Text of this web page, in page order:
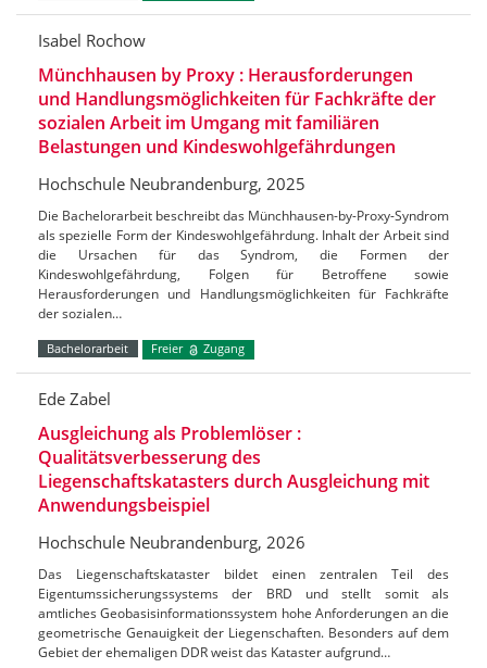
Isabel Rochow
Münchhausen by Proxy : Herausforderungen
und Handlungsmöglichkeiten für Fachkräfte der
sozialen Arbeit im Umgang mit familiären
Belastungen und Kindeswohlgefährdungen
Hochschule Neubrandenburg, 2025
Die Bachelorarbeit beschreibt das Münchhausen-by-Proxy-Syndrom
als spezielle Form der Kindeswohlgefährdung. Inhalt der Arbeit sind
die Ursachen für das Syndrom, die Formen der
Kindeswohlgefährdung, Folgen für Betroffene sowie
Herausforderungen und Handlungsmöglichkeiten für Fachkräfte
der sozialen…
Bachelorarbeit Freier Zugang
Ede Zabel
Ausgleichung als Problemlöser :
Qualitätsverbesserung des
Liegenschaftskatasters durch Ausgleichung mit
Anwendungsbeispiel
Hochschule Neubrandenburg, 2026
Das Liegenschaftskataster bildet einen zentralen Teil des
Eigentumssicherungssystems der BRD und stellt somit als
amtliches Geobasisinformationssystem hohe Anforderungen an die
geometrische Genauigkeit der Liegenschaften. Besonders auf dem
Gebiet der ehemaligen DDR weist das Kataster aufgrund…